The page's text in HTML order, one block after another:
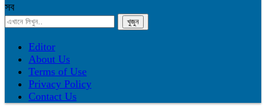
সব
Editor
About Us
Terms of Use
Privacy Policy
Contact Us